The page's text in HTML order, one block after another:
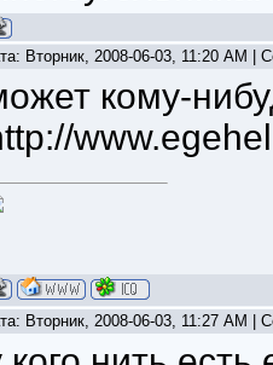
Вторник, 2008-06-03, 11:20 AM |
кому-
Вторник, 2008-06-03, 11:27 AM |